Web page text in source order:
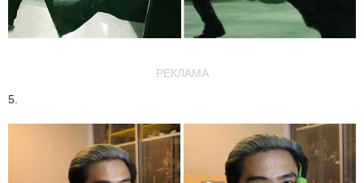
РЕКЛАМА
5.